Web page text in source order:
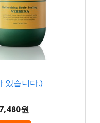
있습니다.)
원